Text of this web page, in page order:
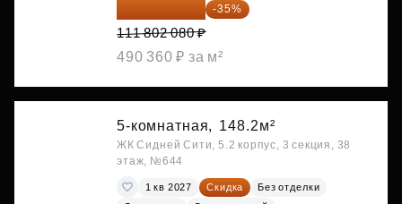
72 671 352 ₽ -35%
111 802 080 ₽
490 360 ₽ за м²
5-комнатная, 148.2м²
ЖК Сидней Сити, 5.2 корпус, 3 секция, 38
этаж, №644
1 кв 2027 Скидка
Без отделки